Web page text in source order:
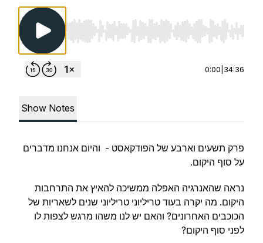
Use Left/Right to seek, Home/End to jump to
0:00 34:36
Show Notes
פרק תשעים וארבע של הפודקאסט - והיום אנחנו מדברים
על סוף היקום.
נראה שהאנרגיה האפלה ממשיכה להאיץ את התרחבות
היקום. מה יקרה בעוד טריליוני טריליוני שנים לשאריות של
הכוכבים האחרונים? והאם יש לנו משהו מרגש לצפות לו
לפני סוף היקום?